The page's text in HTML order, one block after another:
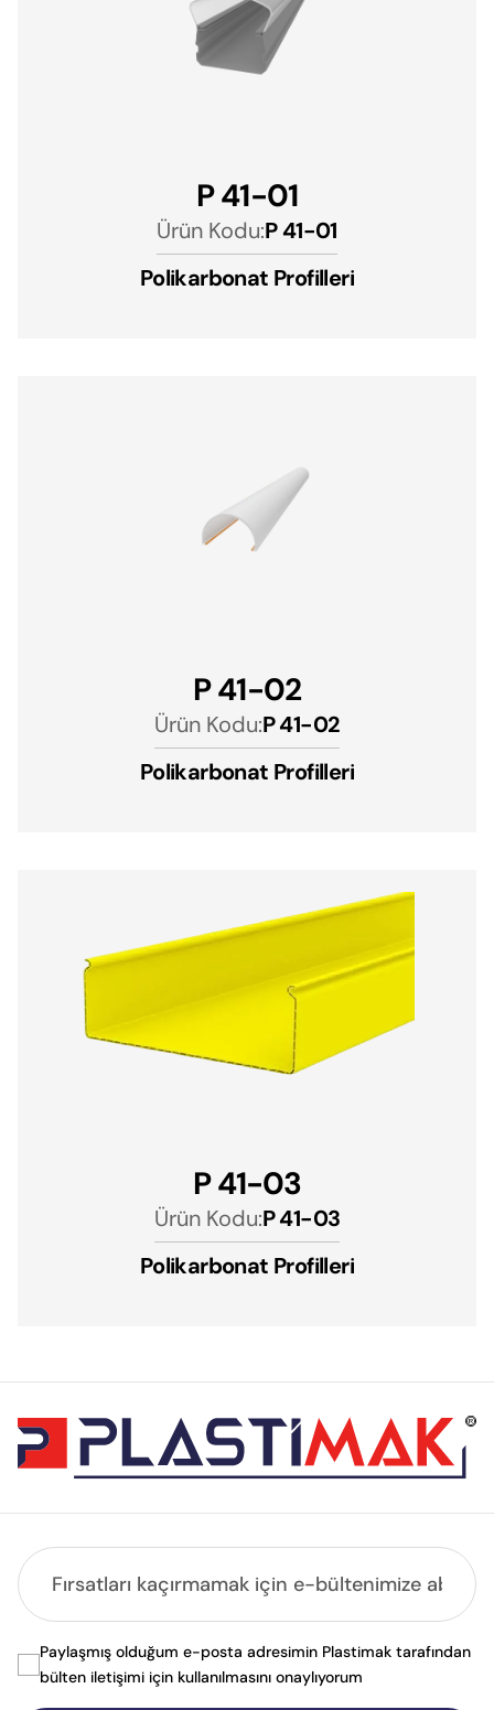
P 41-01
Ürün Kodu:P 41-01
Polikarbonat Profilleri
P 41-02
Ürün Kodu:P 41-02
Polikarbonat Profilleri
P 41-03
Ürün Kodu:P 41-03
Polikarbonat Profilleri
Paylaşmış olduğum e-posta adresimin Plastimak tarafından
bülten iletişimi için kullanılmasını onaylıyorum